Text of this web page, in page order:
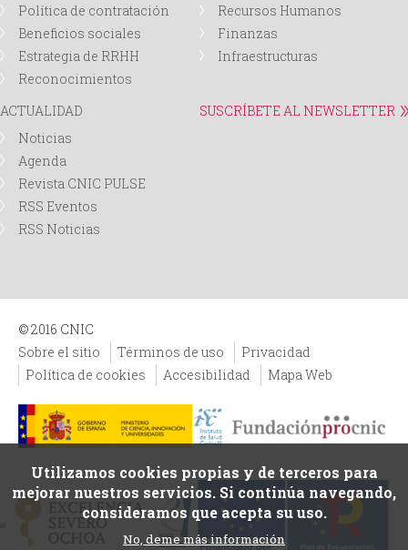
Política de contratación
Beneficios sociales
Estrategia de RRHH
Reconocimientos
Recursos Humanos
Finanzas
Infraestructuras
ACTUALIDAD
Noticias
Agenda
Revista CNIC PULSE
RSS Eventos
RSS Noticias
SUSCRÍBETE AL NEWSLETTER
© 2016 CNIC
Sobre el sitio
Términos de uso
Privacidad
Política de cookies
Accesibilidad Mapa Web
Utilizamos cookies propias y de terceros para
mejorar nuestros servicios. Si continúa navegando,
consideramos que acepta su uso.
No, deme más información